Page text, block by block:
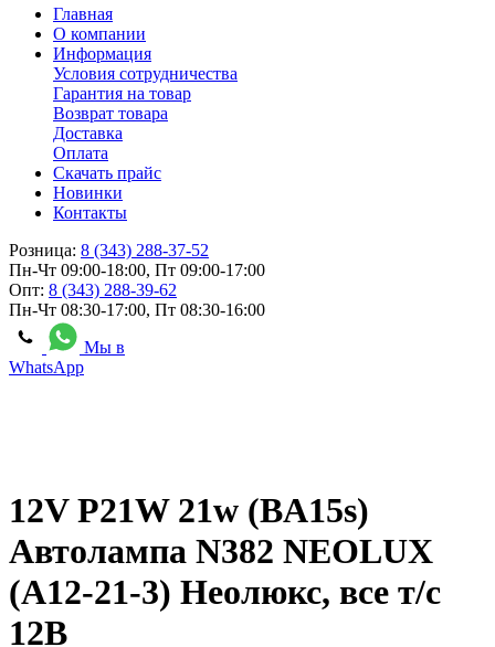
Главная
О компании
Информация
Условия сотрудничества
Гарантия на товар
Возврат товара
Доставка
Оплата
Скачать прайс
Новинки
Контакты
Розница: 8 (343) 288-37-52
Пн-Чт 09:00-18:00, Пт 09:00-17:00
Опт: 8 (343) 288-39-62
Пн-Чт 08:30-17:00, Пт 08:30-16:00
Мы в
WhatsApp
12V P21W 21w (BA15s)
Автолампа N382 NEOLUX
(А12-21-3) Неолюкс, все т/с
12В